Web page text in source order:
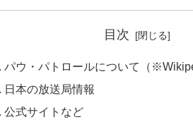
目次
パウ・パトロールについて（
日本の放送局情報
公式サイトなど